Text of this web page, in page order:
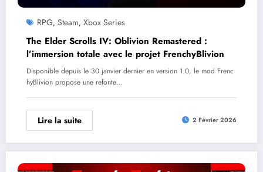
RPG, Steam, Xbox Series
The Elder Scrolls IV: Oblivion Remastered :
l’immersion totale avec le projet FrenchyBlivion
Disponible depuis le 30 janvier dernier en version 1.0, le mod Frenc
hyBlivion propose une refonte…
Lire la suite 2 Février 2026